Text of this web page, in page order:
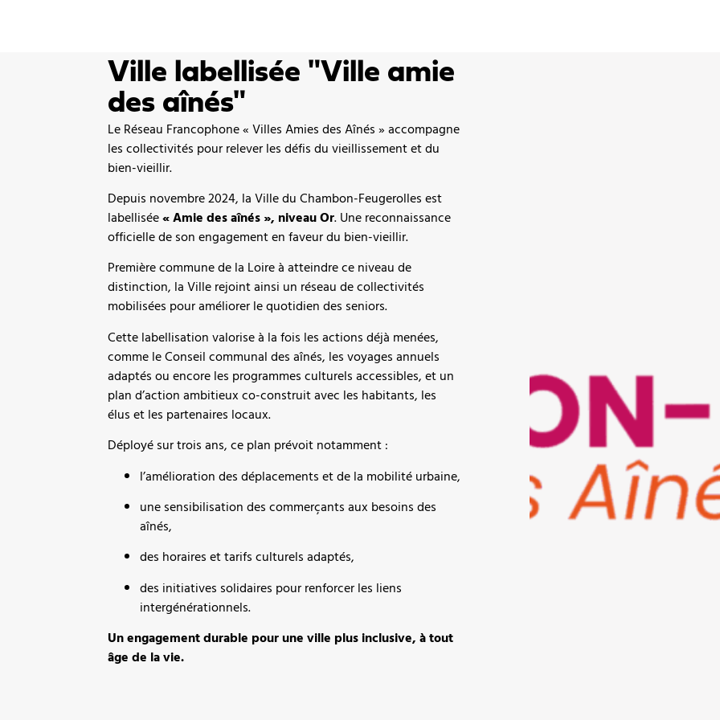
Ville labellisée "Ville amie
des aînés"
Le Réseau Francophone « Villes Amies des Aînés » accompagne
les collectivités pour relever les défis du vieillissement et du
bien-vieillir.
Depuis novembre 2024, la Ville du Chambon-Feugerolles est
labellisée« Amie des aînés », niveau Or. Une reconnaissance
officielle de son engagement en faveur du bien-vieillir.
Première commune de la Loire à atteindre ce niveau de
distinction, la Ville rejoint ainsi un réseau de collectivités
mobilisées pour améliorer le quotidien des seniors.
Cette labellisation valorise à la fois les actions déjà menées,
comme le Conseil communal des aînés, les voyages annuels
adaptés ou encore les programmes culturels accessibles, et un
plan d’action ambitieux co-construit avec les habitants, les
élus et les partenaires locaux.
Déployé sur trois ans, ce plan prévoit notamment :
l’amélioration des déplacements et de la mobilité urbaine,
une sensibilisation des commerçants aux besoins des
aînés,
des horaires et tarifs culturels adaptés,
des initiatives solidaires pour renforcer les liens
intergénérationnels.
Un engagement durable pour une ville plus inclusive, à tout
âge de la vie.